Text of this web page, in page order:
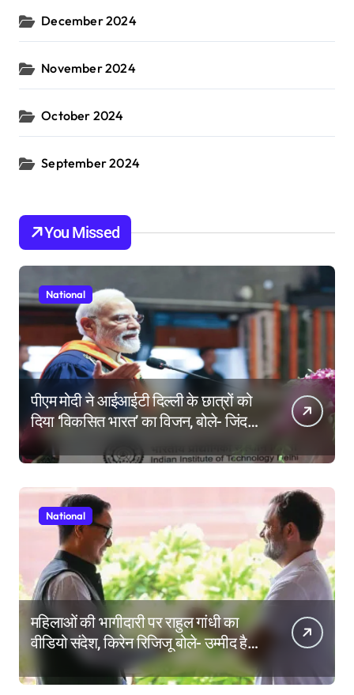
December 2024
November 2024
October 2024
September 2024
You Missed
National
पीएम मोदी ने आईआईटी दिल्ली के छात्रों को
दिया ‘विकसित भारत’ का विजन, बोले- जिंदगी
की परीक्षा में सब कुछ आउट ऑफ सिलेबस
होता है
National
महिलाओं की भागीदारी पर राहुल गांधी का
वीडियो संदेश, किरेन रिजिजू बोले- उम्मीद है
महिला आरक्षण बिल का बिना शर्त करेंगे
समर्थन